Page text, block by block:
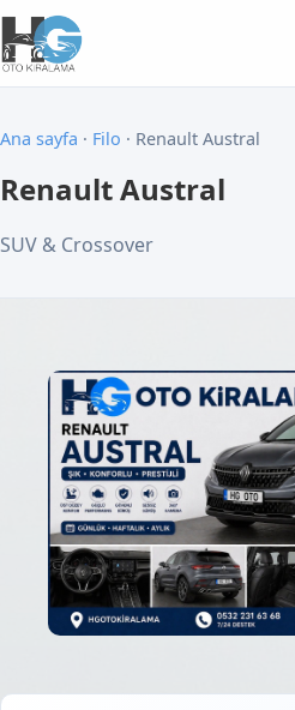
Ana sayfa · Filo · Renault Austral
Renault Austral
SUV & Crossover